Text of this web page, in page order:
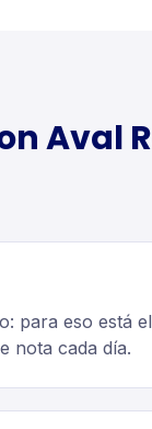
Aval
para eso está el
nota cada día.